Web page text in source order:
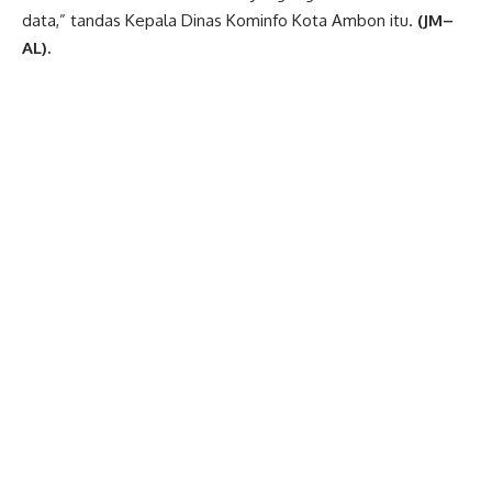
data,” tandas Kepala Dinas Kominfo Kota Ambon itu. (JM–
AL).